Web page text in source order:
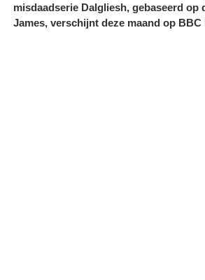
misdaadserie Dalgliesh, gebaseerd op
James, verschijnt deze maand op BBC